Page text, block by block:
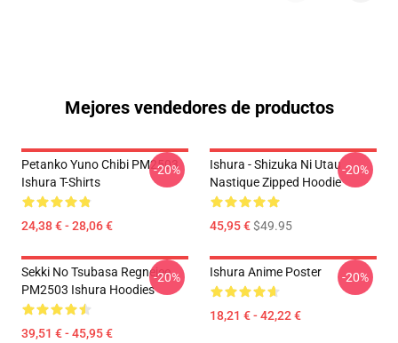
Mejores vendedores de productos
Petanko Yuno Chibi PM2503
Ishura T-Shirts
24,38 € - 28,06 €
-20%
Ishura - Shizuka Ni Utau
Nastique Zipped Hoodie
45,95 €$49.95
-20%
Sekki No Tsubasa Regnejee
PM2503 Ishura Hoodies
39,51 € - 45,95 €
-20% Ishura Anime Poster
18,21 € - 42,22 €
-20%